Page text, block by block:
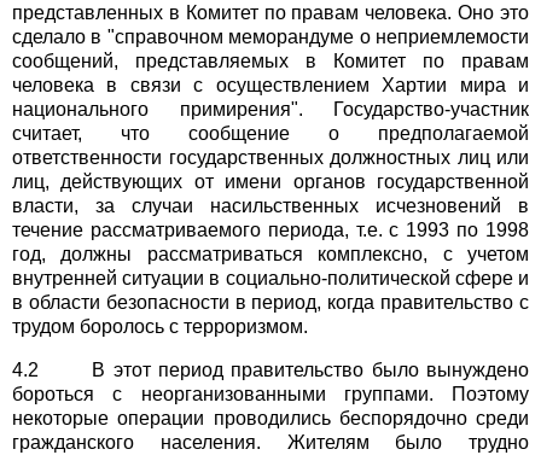
представленных в Комитет по правам человека. Оно это
сделало в "справочном меморандуме о неприемлемости
сообщений, представляемых в Комитет по правам
человека в связи с осуществлением Хартии мира и
национального примирения". Государство-участник
считает, что сообщение о предполагаемой
ответственности государственных должностных лиц или
лиц, действующих от имени органов государственной
власти, за случаи насильственных исчезновений в
течение рассматриваемого периода, т.е. с 1993 по 1998
год, должны рассматриваться комплексно, с учетом
внутренней ситуации в социально-политической сфере и
в области безопасности в период, когда правительство с
трудом боролось с терроризмом.
4.2 В этот период правительство было вынуждено
бороться с неорганизованными группами. Поэтому
некоторые операции проводились беспорядочно среди
гражданского населения. Жителям было трудно